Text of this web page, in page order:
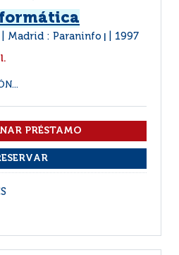
Madrid : Paraninfo 1997